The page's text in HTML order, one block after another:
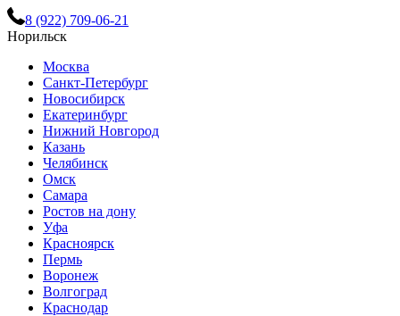
8 (922) 709-06-21
Норильск
Москва
Санкт-Петербург
Новосибирск
Екатеринбург
Нижний Новгород
Казань
Челябинск
Омск
Самара
Ростов на дону
Уфа
Красноярск
Пермь
Воронеж
Волгоград
Краснодар